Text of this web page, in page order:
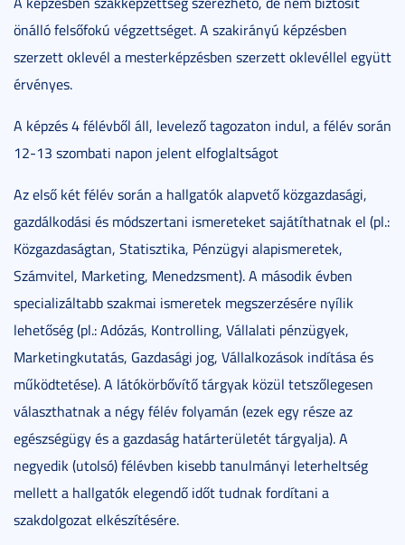
önálló felsőfokú végzettséget. A szakirányú képzésben
szerzett oklevél a mesterképzésben szerzett oklevéllel együtt
érvényes.
A képzés 4 félévből áll, levelező tagozaton indul, a félév során
12-13 szombati napon jelent elfoglaltságot
Az első két félév során a hallgatók alapvető közgazdasági,
gazdálkodási és módszertani ismereteket sajátíthatnak el (pl.:
Közgazdaságtan, Statisztika, Pénzügyi alapismeretek,
Számvitel, Marketing, Menedzsment). A második évben
specializáltabb szakmai ismeretek megszerzésére nyílik
lehetőség (pl.: Adózás, Kontrolling, Vállalati pénzügyek,
Marketingkutatás, Gazdasági jog, Vállalkozások indítása és
működtetése). A látókörbővítő tárgyak közül tetszőlegesen
választhatnak a négy félév folyamán (ezek egy része az
egészségügy és a gazdaság határterületét tárgyalja). A
negyedik (utolsó) félévben kisebb tanulmányi leterheltség
mellett a hallgatók elegendő időt tudnak fordítani a
szakdolgozat elkészítésére.